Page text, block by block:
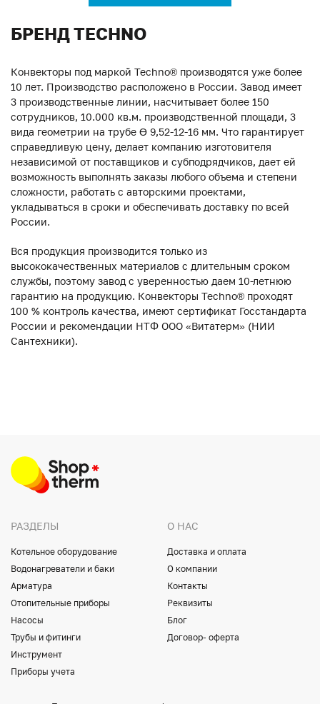
БРЕНД TECHNO
Конвекторы под маркой Techno® производятся уже более
10 лет. Производство расположено в России. Завод имеет
3 производственные линии, насчитывает более 150
сотрудников, 10.000 кв.м. производственной площади, 3
вида геометрии на трубе ϴ 9,52-12-16 мм. Что гарантирует
справедливую цену, делает компанию изготовителя
независимой от поставщиков и субподрядчиков, дает ей
возможность выполнять заказы любого объема и степени
сложности, работать с авторскими проектами,
укладываться в сроки и обеспечивать доставку по всей
России.
Вся продукция производится только из
высококачественных материалов с длительным сроком
службы, поэтому завод с уверенностью даем 10-летнюю
гарантию на продукцию. Конвекторы Techno® проходят
100 % контроль качества, имеют сертификат Госстандарта
России и рекомендации НТФ ООО «Витатерм» (НИИ
Сантехники).
РАЗДЕЛЫ
Котельное оборудование
Водонагреватели и баки
Арматура
Отопительные приборы
Насосы
Трубы и фитинги
Инструмент
Приборы учета
О НАС
Доставка и оплата
О компании
Контакты
Реквизиты
Блог
Договор- оферта